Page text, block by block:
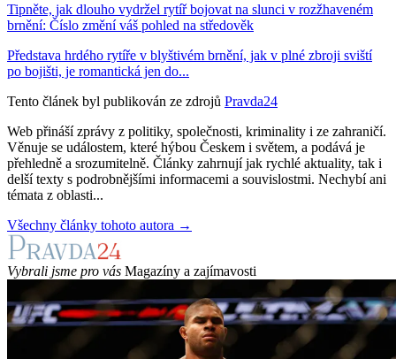
Tipněte, jak dlouho vydržel rytíř bojovat na slunci v rozžhaveném
brnění: Číslo změní váš pohled na středověk
Představa hrdého rytíře v blyštivém brnění, jak v plné zbroji sviští
po bojišti, je romantická jen do...
Tento článek byl publikován ze zdrojů Pravda24
Web přináší zprávy z politiky, společnosti, kriminality i ze zahraničí.
Věnuje se událostem, které hýbou Českem i světem, a podává je
přehledně a srozumitelně. Články zahrnují jak rychlé aktuality, tak i
delší texty s podrobnějšími informacemi a souvislostmi. Nechybí ani
témata z oblasti...
Všechny články tohoto autora →
Vybrali jsme pro vás Magazíny a zajímavosti